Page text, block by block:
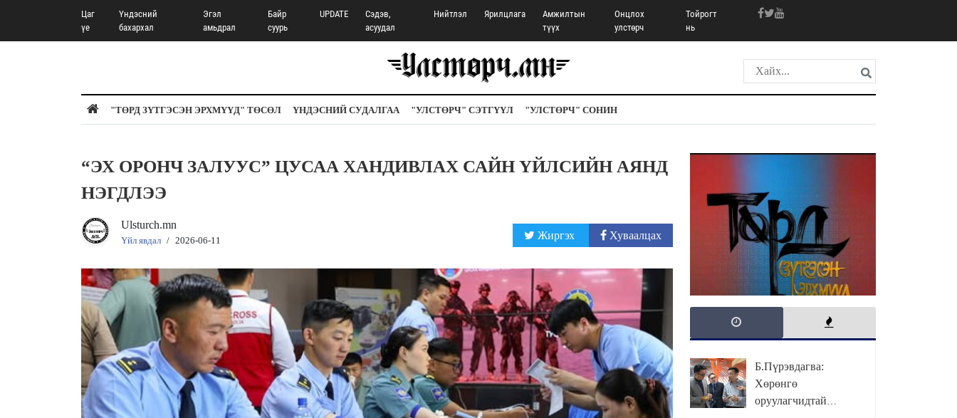
Цаг
үе
Үндэсний
бахархал
Эгэл
амьдрал
Байр
суурь
UPDATE
Сэдэв,
асуудал
Нийтлэл Ярилцлага
Амжилтын
түүх
Онцлох
улстөрч
Тойрогт
нь
"ТӨРД ЗҮТГЭСЭН ЭРХМҮҮД" ТӨСӨЛ ҮНДЭСНИЙ СУДАЛГАА "УЛСТӨРЧ" СЭТГҮҮЛ "УЛСТӨРЧ" СОНИН
“ЭХ ОРОНЧ ЗАЛУУС” ЦУСАА ХАНДИВЛАХ САЙН ҮЙЛСИЙН АЯНД
НЭГДЛЭЭ
Ulsturch.mn
Үйл явдал / 2026-06-11 Жиргэх Хуваалцах
Б.Пүрэвдагва:
Хөрөнгө
оруулагчидтай